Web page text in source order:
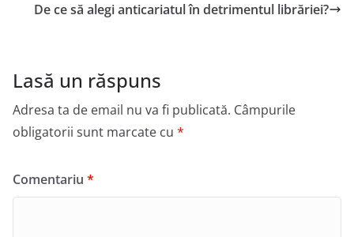
De ce să alegi anticariatul în detrimentul librăriei?
Lasă un răspuns
Adresa ta de email nu va fi publicată. Câmpurile
obligatorii sunt marcate cu *
Comentariu *